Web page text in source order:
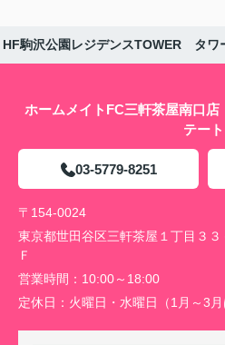
HF駒沢公園レジデンスTOWER タ
ホームメイトFC三軒茶屋南口
テート
03-5779-8251
〒154-0024
東京都世田谷区三軒茶屋１丁目３
Ｆ
営業時間： 10:00～18:00
定休日： 火曜日・水曜日（1月～3月